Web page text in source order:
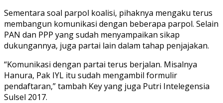
Sementara soal parpol koalisi, pihaknya mengaku terus
membangun komunikasi dengan beberapa parpol. Selain
PAN dan PPP yang sudah menyampaikan sikap
dukungannya, juga partai lain dalam tahap penjajakan.
“Komunikasi dengan partai terus berjalan. Misalnya
Hanura, Pak IYL itu sudah mengambil formulir
pendaftaran,” tambah Key yang juga Putri Intelegensia
Sulsel 2017.